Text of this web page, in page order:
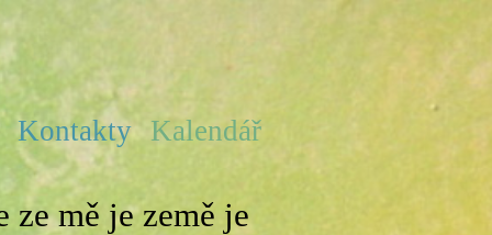
Kontakty Kalendář
ze mě je země je